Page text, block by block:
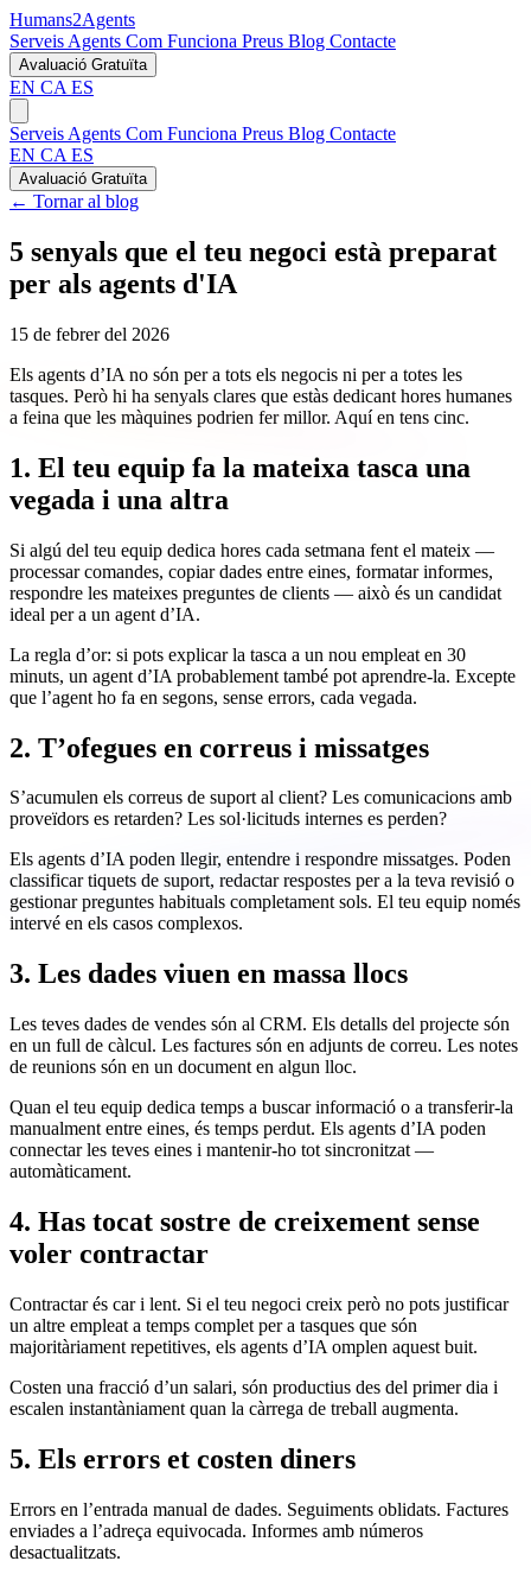
Humans2Agents
Serveis Agents Com Funciona Preus Blog Contacte
Avaluació Gratuïta
EN CA ES
Serveis Agents Com Funciona Preus Blog Contacte
EN CA ES
Avaluació Gratuïta
← Tornar al blog
5 senyals que el teu negoci està preparat
per als agents d'IA
15 de febrer del 2026
Els agents d’IA no són per a tots els negocis ni per a totes les
tasques. Però hi ha senyals clares que estàs dedicant hores humanes
a feina que les màquines podrien fer millor. Aquí en tens cinc.
1. El teu equip fa la mateixa tasca una
vegada i una altra
Si algú del teu equip dedica hores cada setmana fent el mateix —
processar comandes, copiar dades entre eines, formatar informes,
respondre les mateixes preguntes de clients — això és un candidat
ideal per a un agent d’IA.
La regla d’or: si pots explicar la tasca a un nou empleat en 30
minuts, un agent d’IA probablement també pot aprendre-la. Excepte
que l’agent ho fa en segons, sense errors, cada vegada.
2. T’ofegues en correus i missatges
S’acumulen els correus de suport al client? Les comunicacions amb
proveïdors es retarden? Les sol·licituds internes es perden?
Els agents d’IA poden llegir, entendre i respondre missatges. Poden
classificar tiquets de suport, redactar respostes per a la teva revisió o
gestionar preguntes habituals completament sols. El teu equip només
intervé en els casos complexos.
3. Les dades viuen en massa llocs
Les teves dades de vendes són al CRM. Els detalls del projecte són
en un full de càlcul. Les factures són en adjunts de correu. Les notes
de reunions són en un document en algun lloc.
Quan el teu equip dedica temps a buscar informació o a transferir-la
manualment entre eines, és temps perdut. Els agents d’IA poden
connectar les teves eines i mantenir-ho tot sincronitzat —
automàticament.
4. Has tocat sostre de creixement sense
voler contractar
Contractar és car i lent. Si el teu negoci creix però no pots justificar
un altre empleat a temps complet per a tasques que són
majoritàriament repetitives, els agents d’IA omplen aquest buit.
Costen una fracció d’un salari, són productius des del primer dia i
escalen instantàniament quan la càrrega de treball augmenta.
5. Els errors et costen diners
Errors en l’entrada manual de dades. Seguiments oblidats. Factures
enviades a l’adreça equivocada. Informes amb números
desactualitzats.